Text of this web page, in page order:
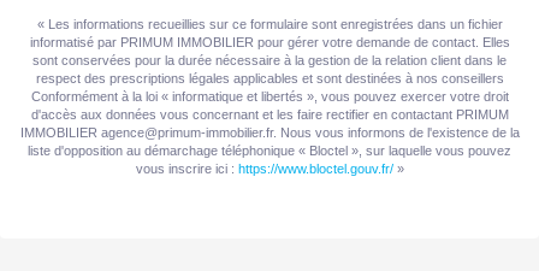
« Les informations recueillies sur ce formulaire sont enregistrées dans un fichier
informatisé par PRIMUM IMMOBILIER pour gérer votre demande de contact. Elles
sont conservées pour la durée nécessaire à la gestion de la relation client dans le
respect des prescriptions légales applicables et sont destinées à nos conseillers
Conformément à la loi « informatique et libertés », vous pouvez exercer votre droit
d'accès aux données vous concernant et les faire rectifier en contactant PRIMUM
IMMOBILIER agence@primum-immobilier.fr. Nous vous informons de l'existence de la
liste d'opposition au démarchage téléphonique « Bloctel », sur laquelle vous pouvez
vous inscrire ici : https://www.bloctel.gouv.fr/»